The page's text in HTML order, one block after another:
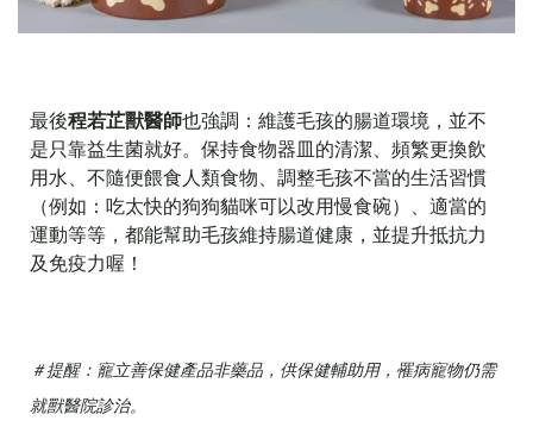
最後程若芷獸醫師也強調：維護毛孩的腸道環境，並不
是只靠益生菌就好。保持食物器皿的清潔、頻繁更換飲
用水、不隨便餵食人類食物、調整毛孩不當的生活習慣
（例如：吃太快的狗狗貓咪可以改用慢食碗）、適當的
運動等等，都能幫助毛孩維持腸道健康，並提升抵抗力
及免疫力喔！
＃提醒：寵立善保健產品非藥品，供保健輔助用，罹病寵物仍需
就獸醫院診治。